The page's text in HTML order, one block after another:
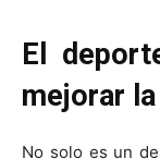
El
mejorar la
No solo es un